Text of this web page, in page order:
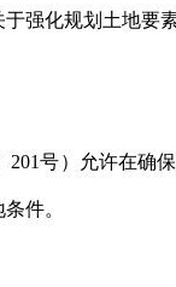
强化规划土地要
号）允许在确
件。